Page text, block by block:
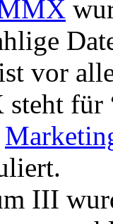
vor
für
III